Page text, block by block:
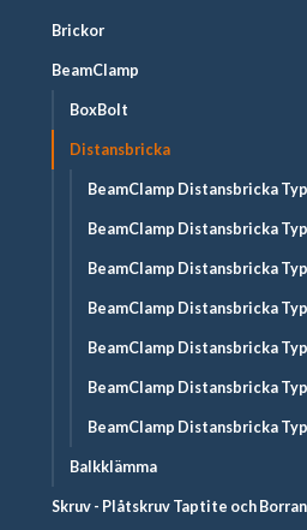
Brickor
BeamClamp
BoxBolt
Distansbricka
BeamClamp Distansbricka
BeamClamp Distansbricka
BeamClamp Distansbricka
BeamClamp Distansbricka
BeamClamp Distansbricka
BeamClamp Distansbricka
BeamClamp Distansbricka
Balkklämma
Skruv - Plåtskruv Taptite och